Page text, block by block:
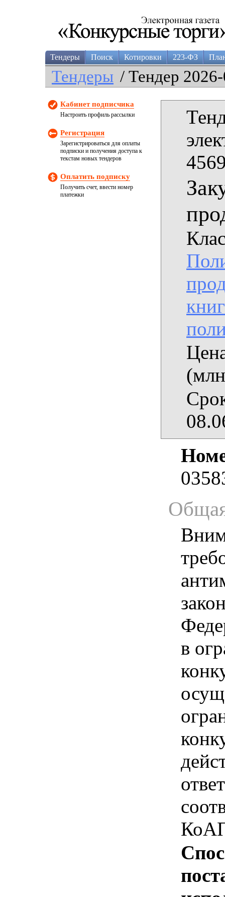
Тендеры Поиск Котировки 223-ФЗ
Тендеры / Тендер
Кабинет подписчика
Настроить профиль рассылки
Регистрация
Зарегистрироваться для оплаты
подписки и получения доступа к
текстам новых тендеров
Оплатить подписку
Получить счет, ввести номер
платежки
в